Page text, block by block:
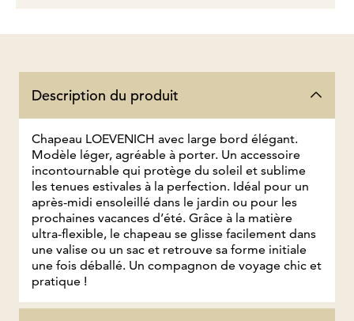
Description du produit
Chapeau LOEVENICH avec large bord élégant.
Modèle léger, agréable à porter. Un accessoire
incontournable qui protège du soleil et sublime
les tenues estivales à la perfection. Idéal pour un
après-midi ensoleillé dans le jardin ou pour les
prochaines vacances d’été. Grâce à la matière
ultra-flexible, le chapeau se glisse facilement dans
une valise ou un sac et retrouve sa forme initiale
une fois déballé. Un compagnon de voyage chic et
pratique !